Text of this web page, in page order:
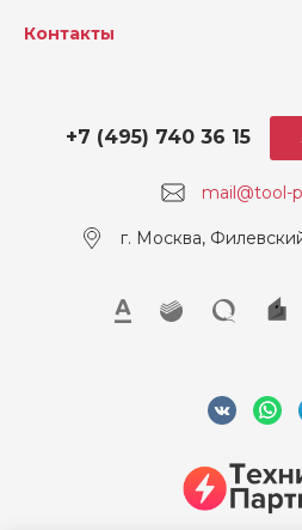
Контакты
mail@tool-
+7 (495) 740 36 15
г. Москва,